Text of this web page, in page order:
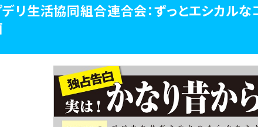
リ生活協同組合連合会：ずっとエシカル